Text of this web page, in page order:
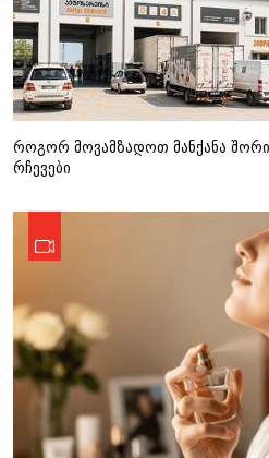
როგორ მოვამზადოთ მანქანა შორი
რჩევები